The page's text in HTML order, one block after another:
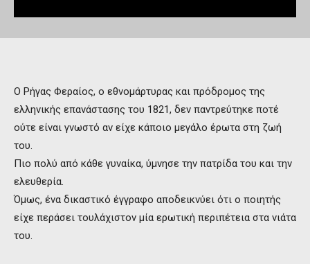
Ο Ρήγας Φεραίος, ο εθνομάρτυρας και πρόδρομος της
ελληνικής επανάστασης του 1821, δεν παντρεύτηκε ποτέ
ούτε είναι γνωστό αν είχε κάποιο μεγάλο έρωτα στη ζωή
του.
Πιο πολύ από κάθε γυναίκα, ύμνησε την πατρίδα του και την
ελευθερία.
Όμως, ένα δικαστικό έγγραφο αποδεικνύει ότι ο ποιητής
είχε περάσει τουλάχιστον μία ερωτική περιπέτεια στα νιάτα
του.